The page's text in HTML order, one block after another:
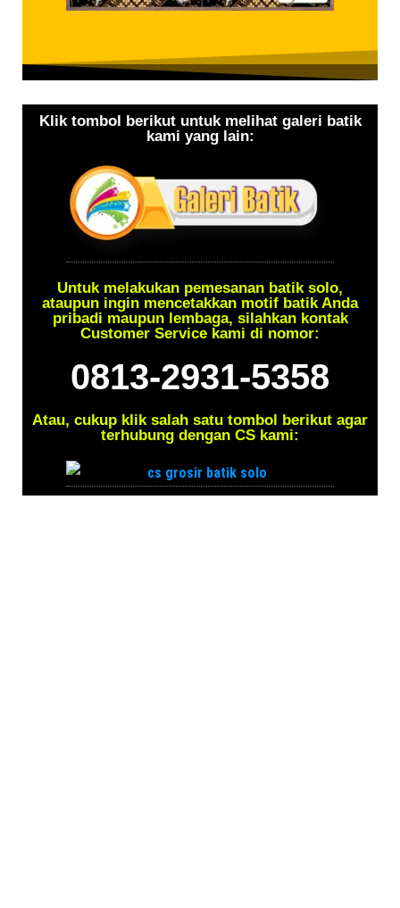
Klik tombol berikut untuk melihat galeri batik
kami yang lain:
Untuk melakukan pemesanan batik solo,
ataupun ingin mencetakkan motif batik Anda
pribadi maupun lembaga, silahkan kontak
Customer Service kami di nomor:
0813-2931-5358
Atau, cukup klik salah satu tombol berikut agar
terhubung dengan CS kami: